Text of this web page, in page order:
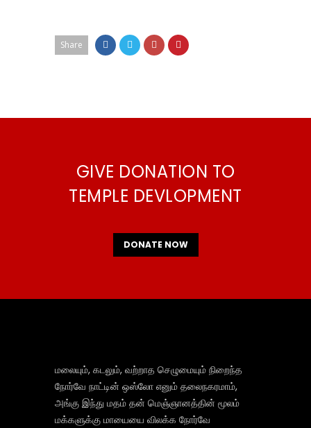
Share
GIVE DONATION TO
TEMPLE DEVLOPMENT
DONATE NOW
மலையும், கடலும், வற்றாத செழுமையும் நிறைந்த
நோர்வே நாட்டின் ஒஸ்லோ எனும் தலைநகரமாம்,
அங்கு இந்து மதம் தன் மெஞ்ஞானத்தின் மூலம்
மக்களுக்கு மாயையை விலக்க நோர்வே